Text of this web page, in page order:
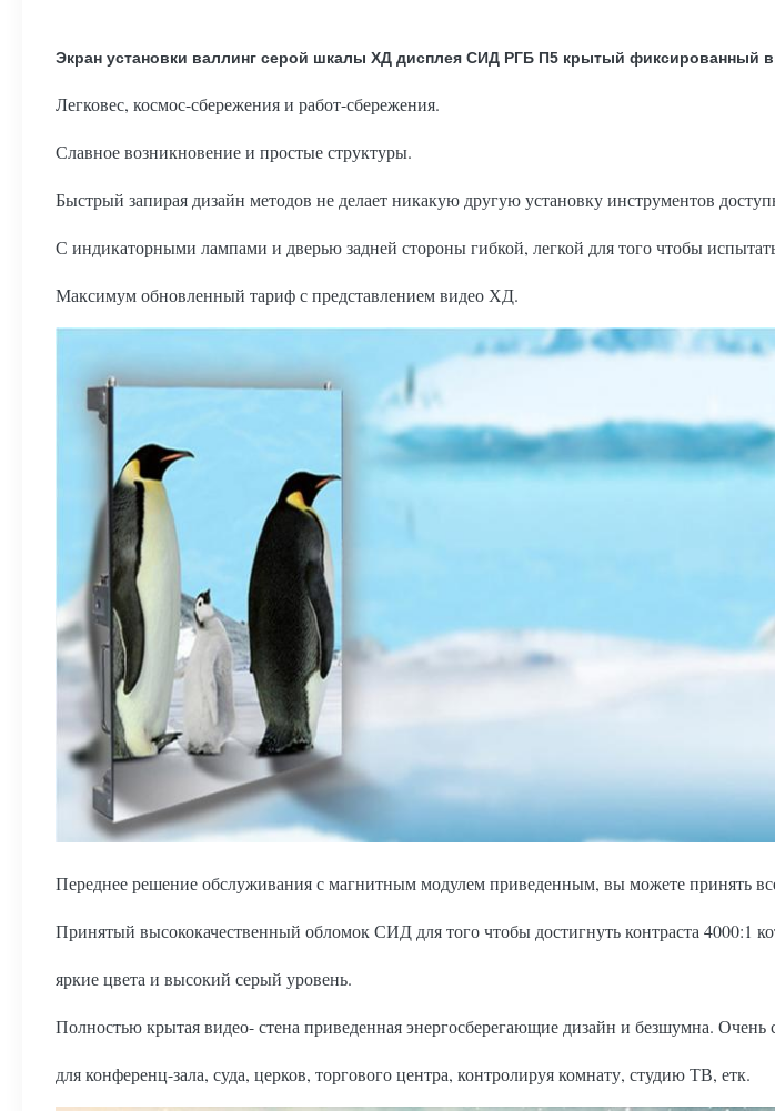
Экран установки валлинг серой шкалы ХД дисплея СИД РГБ П5 крытый фиксированный
Легковес, космос-сбережения и работ-сбережения.
Славное возникновение и простые структуры.
Быстрый запирая дизайн методов не делает никакую другую установку инструментов
С индикаторными лампами и дверью задней стороны гибкой, легкой для того чтобы
Максимум обновленный тариф с представлением видео ХД.
Переднее решение обслуживания с магнитным модулем приведенным, вы можете принять
Принятый высококачественный обломок СИД для того чтобы достигнуть контраста 4000:1
яркие цвета и высокий серый уровень.
Полностью крытая видео- стена приведенная энергосберегающие дизайн и безшумна. Очень
для конференц-зала, суда, церков, торгового центра, контролируя комнату, студию ТВ, етк.